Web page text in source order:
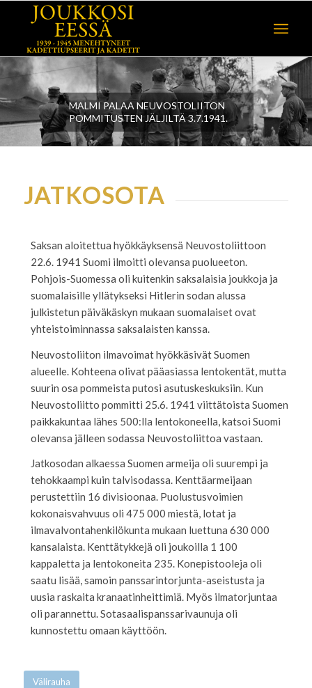
MALMI PALAA NEUVOSTOLIITON
POMMITUSTEN JÄLJILTÄ 3.7.1941.
JATKOSOTA
Saksan aloitettua hyökkäyksensä Neuvostoliittoon
22.6. 1941 Suomi ilmoitti olevansa puolueeton.
Pohjois-Suomessa oli kuitenkin saksalaisia joukkoja ja
suomalaisille yllätykseksi Hitlerin sodan alussa
julkistetun päiväkäskyn mukaan suomalaiset ovat
yhteistoiminnassa saksalaisten kanssa.
Neuvostoliiton ilmavoimat hyökkäsivät Suomen
alueelle. Kohteena olivat pääasiassa lentokentät, mutta
suurin osa pommeista putosi asutuskeskuksiin. Kun
Neuvostoliitto pommitti 25.6. 1941 viittätoista Suomen
paikkakuntaa lähes 500:lla lentokoneella, katsoi Suomi
olevansa jälleen sodassa Neuvostoliittoa vastaan.
Jatkosodan alkaessa Suomen armeija oli suurempi ja
tehokkaampi kuin talvisodassa. Kenttäarmeijaan
perustettiin 16 divisioonaa. Puolustusvoimien
kokonaisvahvuus oli 475 000 miestä, lotat ja
ilmavalvontahenkilökunta mukaan luettuna 630 000
kansalaista. Kenttätykkejä oli joukoilla 1 100
kappaletta ja lentokoneita 235. Konepistooleja oli
saatu lisää, samoin panssarintorjunta-aseistusta ja
uusia raskaita kranaatinheittimiä. Myös ilmatorjuntaa
oli parannettu. Sotasaalispanssarivaunuja oli
kunnostettu omaan käyttöön.
Välirauha